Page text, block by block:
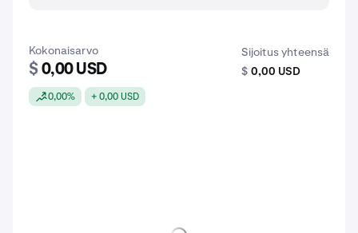
Kokonaisarvo
$ 0,00 USD
0,00% + 0,00 USD
Sijoitus yhteensä
$ 0,00 USD